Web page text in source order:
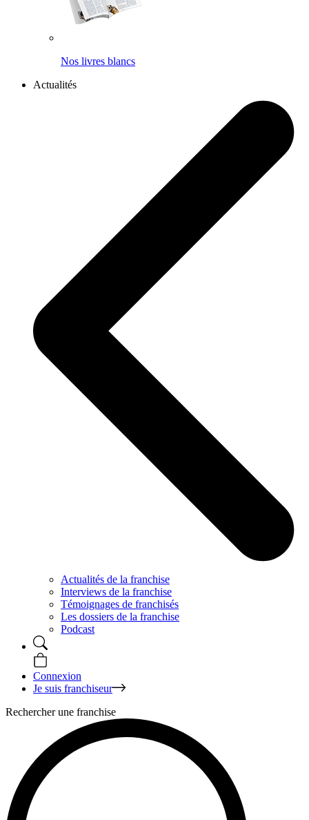
Nos livres blancs
Actualités
Actualités de la franchise
Interviews de la franchise
Témoignages de franchisés
Les dossiers de la franchise
Podcast
Connexion
Je suis franchiseur
Rechercher une franchise